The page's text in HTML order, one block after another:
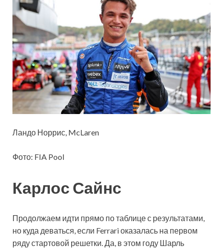
Ландо Норрис, McLaren
Фото: FIA Pool
Карлос Сайнс
Продолжаем идти прямо по таблице с результатами,
но куда деваться, если Ferrari оказалась на первом
ряду стартовой решетки. Да, в этом году Шарль